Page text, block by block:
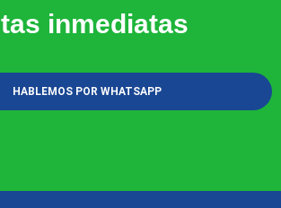
inmediatas
HABLEMOS POR WHATSAPP